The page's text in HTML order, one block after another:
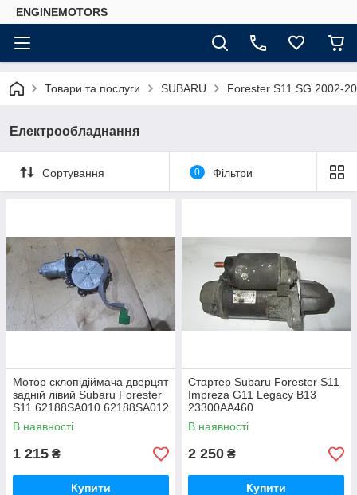
ENGINEMOTORS
Товари та послуги SUBARU Forester S11 SG 2002-
Електрообладнання
Сортування 0 Фільтри
Мотор склопідіймача дверцят
задній лівий Subaru Forester
S11 62188SA010 62188SA012
В наявності
1 215 ₴
Купити
Стартер Subaru Forester S11
Impreza G11 Legacy B13
23300AA460
В наявності
2 250 ₴
Купити